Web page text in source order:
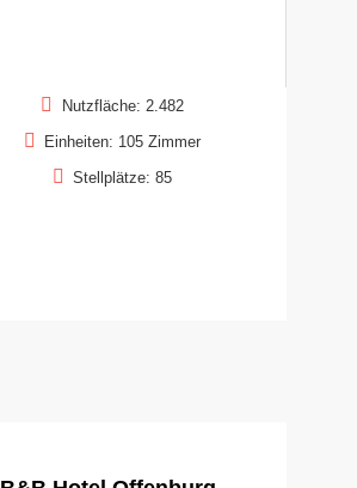
Nutzfläche: 2.482
Einheiten: 105 Zimmer
Stellplätze: 85